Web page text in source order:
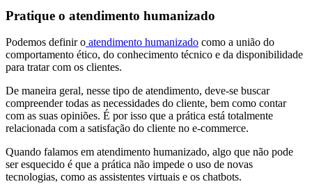
Pratique o atendimento humanizado
Podemos definir o atendimento humanizado como a união do
comportamento ético, do conhecimento técnico e da disponibilidade
para tratar com os clientes.
De maneira geral, nesse tipo de atendimento, deve-se buscar
compreender todas as necessidades do cliente, bem como contar
com as suas opiniões. É por isso que a prática está totalmente
relacionada com a satisfação do cliente no e-commerce.
Quando falamos em atendimento humanizado, algo que não pode
ser esquecido é que a prática não impede o uso de novas
tecnologias, como as assistentes virtuais e os chatbots.